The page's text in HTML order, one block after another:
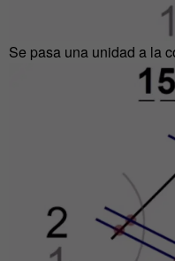
Se pasa una unidad a la